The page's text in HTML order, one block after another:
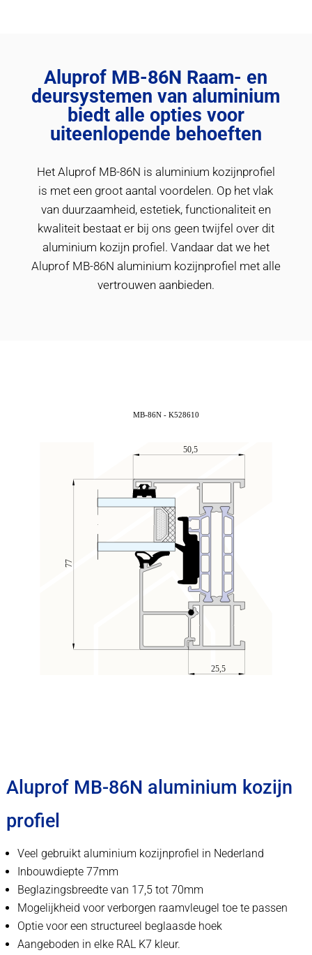
Aluprof MB-86N Raam- en
deursystemen van aluminium
biedt alle opties voor
uiteenlopende behoeften
Het Aluprof MB-86N is aluminium kozijnprofiel
is met een groot aantal voordelen. Op het vlak
van duurzaamheid, estetiek, functionaliteit en
kwaliteit bestaat er bij ons geen twijfel over dit
aluminium kozijn profiel. Vandaar dat we het
Aluprof MB-86N aluminium kozijnprofiel met alle
vertrouwen aanbieden.
Aluprof MB-86N aluminium kozijn
profiel
Veel gebruikt aluminium kozijnprofiel in Nederland
Inbouwdiepte 77mm
Beglazingsbreedte van 17,5 tot 70mm
Mogelijkheid voor verborgen raamvleugel toe te passen
Optie voor een structureel beglaasde hoek
Aangeboden in elke RAL K7 kleur.